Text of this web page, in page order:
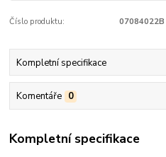
Číslo produktu: 07084022B
Kompletní specifikace
Komentáře 0
Kompletní specifikace